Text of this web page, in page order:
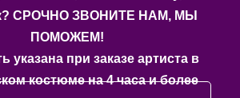
СРОЧНО ЗВОНИТЕ НАМ, МЫ
ПОМОЖЕМ!
указана при заказе артиста в
костюме на 4 часа и более